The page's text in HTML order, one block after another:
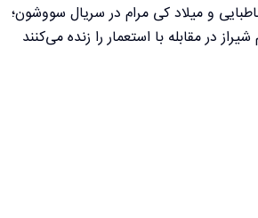
و میلاد کی مرام در سریال سووشون؛
در مقابله با استعمار را زنده می‌کنند